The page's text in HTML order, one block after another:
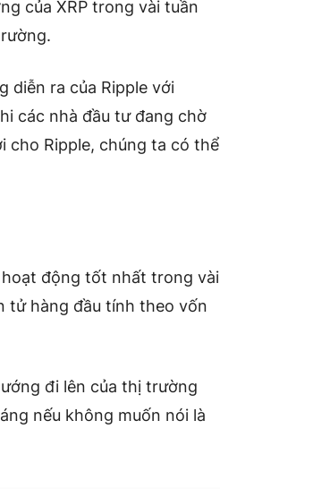
của XRP trong vài tuần
diễn ra của Ripple với
các nhà đầu tư đang chờ
cho Ripple, chúng ta có thể
động tốt nhất trong vài
tử hàng đầu tính theo vốn
đi lên của thị trường
nếu không muốn nói là